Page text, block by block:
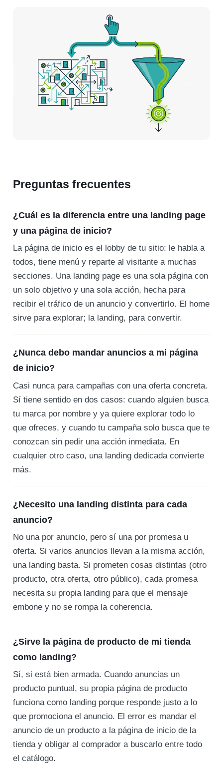
Preguntas frecuentes
¿Cuál es la diferencia entre una landing page
y una página de inicio?
La página de inicio es el lobby de tu sitio: le habla a
todos, tiene menú y reparte al visitante a muchas
secciones. Una landing page es una sola página con
un solo objetivo y una sola acción, hecha para
recibir el tráfico de un anuncio y convertirlo. El home
sirve para explorar; la landing, para convertir.
¿Nunca debo mandar anuncios a mi página
de inicio?
Casi nunca para campañas con una oferta concreta.
Sí tiene sentido en dos casos: cuando alguien busca
tu marca por nombre y ya quiere explorar todo lo
que ofreces, y cuando tu campaña solo busca que te
conozcan sin pedir una acción inmediata. En
cualquier otro caso, una landing dedicada convierte
más.
¿Necesito una landing distinta para cada
anuncio?
No una por anuncio, pero sí una por promesa u
oferta. Si varios anuncios llevan a la misma acción,
una landing basta. Si prometen cosas distintas (otro
producto, otra oferta, otro público), cada promesa
necesita su propia landing para que el mensaje
embone y no se rompa la coherencia.
¿Sirve la página de producto de mi tienda
como landing?
Sí, si está bien armada. Cuando anuncias un
producto puntual, su propia página de producto
funciona como landing porque responde justo a lo
que promociona el anuncio. El error es mandar el
anuncio de un producto a la página de inicio de la
tienda y obligar al comprador a buscarlo entre todo
el catálogo.